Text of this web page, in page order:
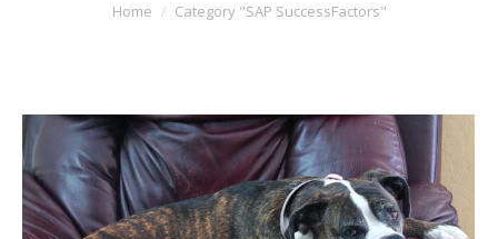
You are here:
Home Category "SAP SuccessFactors"